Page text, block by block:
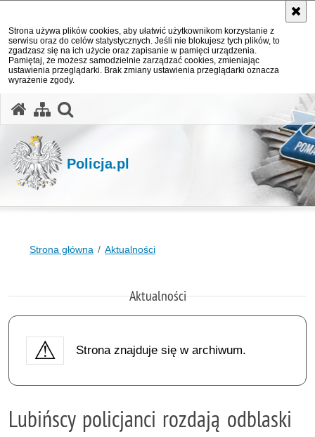
Strona używa plików cookies, aby ułatwić użytkownikom korzystanie z
serwisu oraz do celów statystycznych. Jeśli nie blokujesz tych plików, to
zgadzasz się na ich użycie oraz zapisanie w pamięci urządzenia.
Pamiętaj, że możesz samodzielnie zarządzać cookies, zmieniając
ustawienia przeglądarki. Brak zmiany ustawienia przeglądarki oznacza
wyrażenie zgody.
Policja.pl
Strona główna Aktualności
Aktualności
Strona znajduje się w archiwum.
Lubińscy policjanci rozdają odblaski